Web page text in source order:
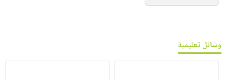
وسائل تعليمية